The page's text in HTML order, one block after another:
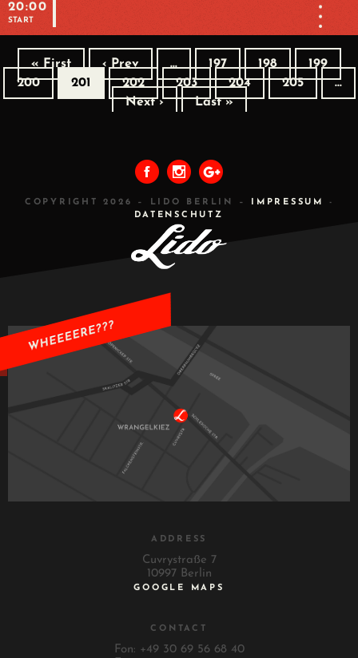
20:00
START
« First ‹ Prev … 197 198
199
200
201 202 203 204 205
…
Next ›
Last »
COPYRIGHT 2026 – LIDO BERLIN – IMPRESSUM
-
DATENSCHUTZ
ADDRESS
Cuvrystraße 7
10997 Berlin
GOOGLE MAPS
CONTACT
Fon: +49 30 69 56 68 40